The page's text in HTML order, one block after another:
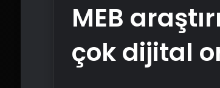
MEB
çok dijital